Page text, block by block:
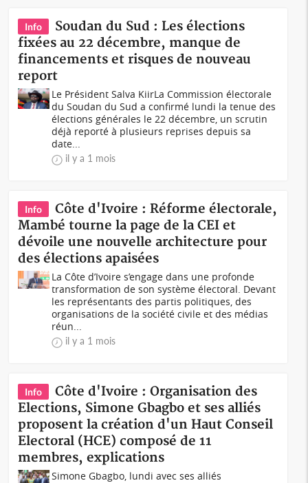
Info
Soudan du Sud : Les élections
fixées au 22 décembre, manque de
financements et risques de nouveau
report
Le Président Salva KiirLa Commission électorale
du Soudan du Sud a confirmé lundi la tenue des
élections générales le 22 décembre, un scrutin
déjà reporté à plusieurs reprises depuis sa
date...
il y a 1 mois
Info
Côte d'Ivoire : Réforme électorale,
Mambé tourne la page de la CEI et
dévoile une nouvelle architecture pour
des élections apaisées
La Côte d’Ivoire s’engage dans une profonde
transformation de son système électoral. Devant
les représentants des partis politiques, des
organisations de la société civile et des médias
réun...
il y a 1 mois
Info
Côte d'Ivoire : Organisation des
Elections, Simone Gbagbo et ses alliés
proposent la création d'un Haut Conseil
Electoral (HCE) composé de 11
membres, explications
Simone Gbagbo, lundi avec ses alliés